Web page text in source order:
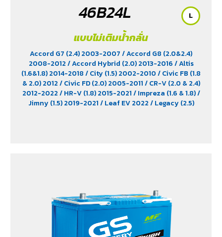
46B24L
แบบไม่เติมน้ำกลั่น
Accord G7 (2.4) 2003-2007/ Accord G8 (2.0&2.4)
2008-2012/ Accord Hybrid (2.0) 2013-2016/ Altis
(1.6&1.8) 2014-2018/ City (1.5) 2002-2010/ Civic FB (1.8
& 2.0) 2012/ Civic FD (2.0) 2005-2011/ CR-V (2.0 & 2.4)
2012-2022/ HR-V (1.8) 2015-2021/ Impreza (1.6 & 1.8)/
Jimny (1.5) 2019-2021/ Leaf EV 2022/ Legacy (2.5)
L